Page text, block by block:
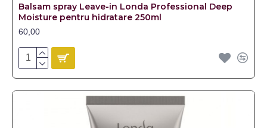
Balsam spray Leave-in Londa Professional Deep
Moisture pentru hidratare 250ml
60,00